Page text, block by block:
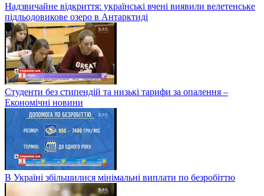
Надзвичайне відкриття: українські вчені виявили велетенське
підльодовикове озеро в Антарктиді
Студенти без стипендій та низькі тарифи за опалення –
Економічні новини
В Україні збільшилися мінімальні виплати по безробіттю